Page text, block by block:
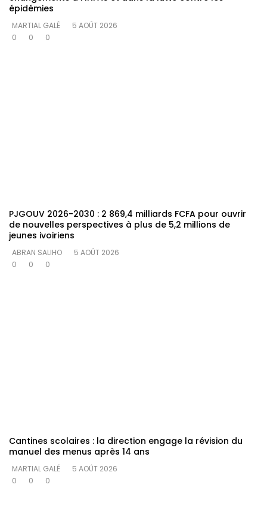
épidémies
MARTIAL GALÉ
5 AOÛT 2026
0
0 0
PJGOUV 2026-2030 : 2 869,4 milliards FCFA pour ouvrir
de nouvelles perspectives à plus de 5,2 millions de
jeunes ivoiriens
ABRAN SALIHO
5 AOÛT 2026
0
0 0
Cantines scolaires : la direction engage la révision du
manuel des menus après 14 ans
MARTIAL GALÉ
5 AOÛT 2026
0
0 0